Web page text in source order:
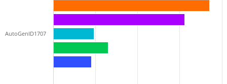
AutoGenID1707